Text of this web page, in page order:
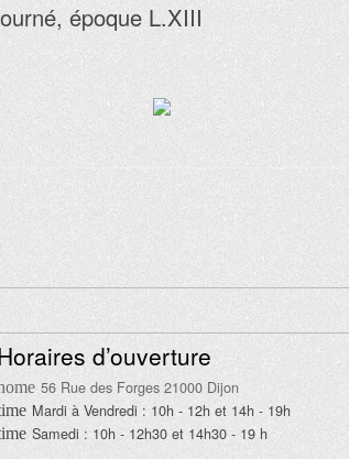
époque L.XIII
d’ouverture
56 Rue des Forges 21000 Dijon
Mardi à Vendredi : 10h - 12h et 14h - 19h
Samedi : 10h - 12h30 et 14h30 - 19 h